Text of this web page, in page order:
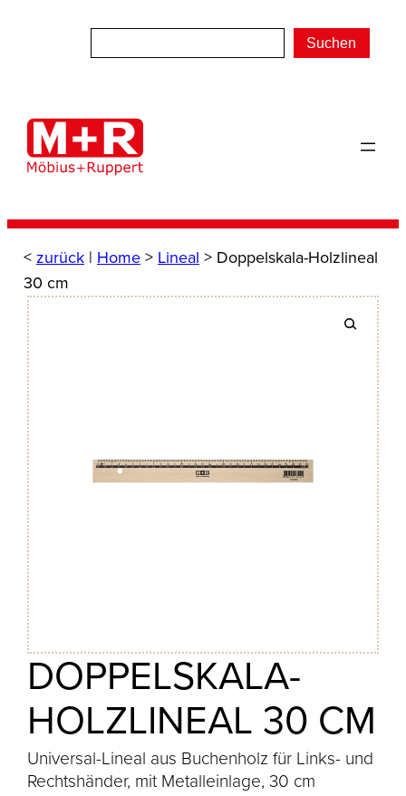
Suchen
< zurück | Home> Lineal > Doppelskala-Holzlineal
30 cm
DOPPELSKALA-
HOLZLINEAL 30 CM
Universal-Lineal aus Buchenholz für Links- und
Rechtshänder, mit Metalleinlage, 30 cm